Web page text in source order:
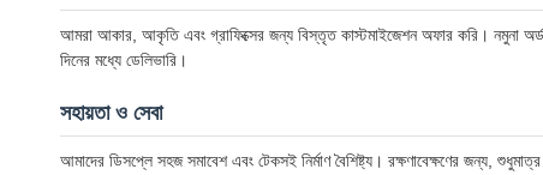
আমরা আকার, আকৃতি এবং গ্রাফিক্সের জন্য বিস্তৃত কাস্টমাইজেশন অফার করি। নমুনা
দিনের মধ্যে ডেলিভারি।
সহায়তা ও সেবা
আমাদের ডিসপ্লে সহজ সমাবেশ এবং টেকসই নির্মাণ বৈশিষ্ট্য। রক্ষণাবেক্ষণের জন্য,